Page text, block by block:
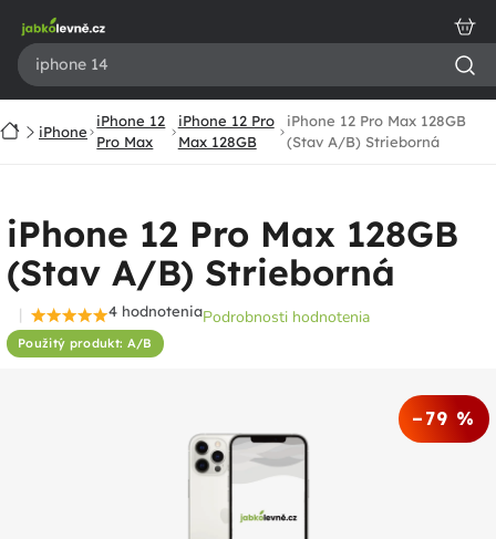
obsah
DomoviPhone
iPhone 12
Pro Max
iPhone 12 Pro
Max 128GB
iPhone 12 Pro Max 128GB
(Stav A/B) Strieborná
iPhone 12 Pro Max 128GB
(Stav A/B) Strieborná
Použitý produkt: A/B
Priemerné
hodnotenie
4 hodnoteniaPodrobnosti hodnotenia
–79 %